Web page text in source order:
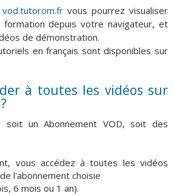
vod.tutorom.frvous pourrez visualiser
depuis votre navigateur, et
de démonstration.
en français sont disponibles sur
à toutes les vidéos sur
soit un Abonnement VOD, soit des
vous accédez à toutes les vidéos
l'abonnement choisie
6 mois ou 1 an).